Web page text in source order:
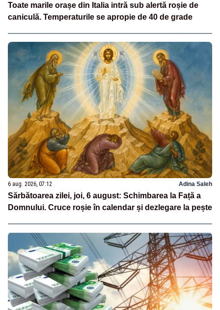
Toate marile orașe din Italia intră sub alertă roșie de
caniculă. Temperaturile se apropie de 40 de grade
6 aug. 2026, 07:12 Adina Saleh
Sărbătoarea zilei, joi, 6 august: Schimbarea la Față a
Domnului. Cruce roșie în calendar și dezlegare la pește